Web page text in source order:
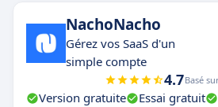
NachoNacho
Gérez vos SaaS d'un
simple compte
4.7Basé
Version gratuite Essai gratuit